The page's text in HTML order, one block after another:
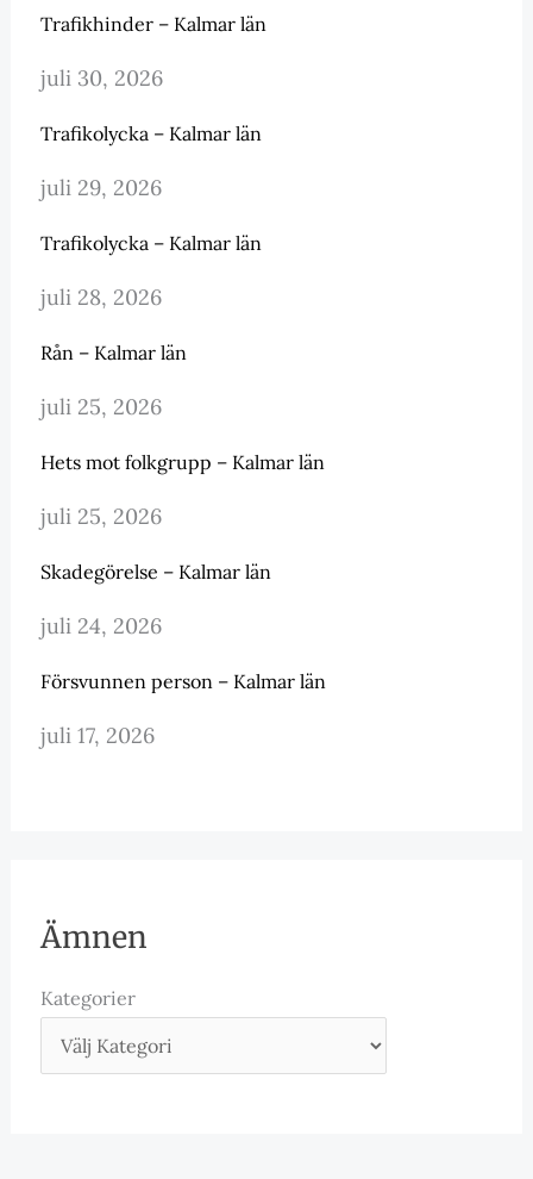
Trafikhinder – Kalmar län
juli 30, 2026
Trafikolycka – Kalmar län
juli 29, 2026
Trafikolycka – Kalmar län
juli 28, 2026
Rån – Kalmar län
juli 25, 2026
Hets mot folkgrupp – Kalmar län
juli 25, 2026
Skadegörelse – Kalmar län
juli 24, 2026
Försvunnen person – Kalmar län
juli 17, 2026
Ämnen
Kategorier